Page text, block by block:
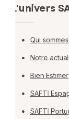
L'univers
Qui
Notre
Bien Estimer
SAFTI
SAFTI